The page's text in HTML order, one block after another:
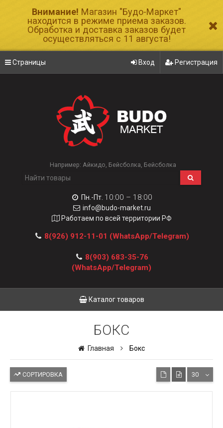
Внимание! Магазин "Будо-Маркет"
находится в режиме приема заказов.
Обработка и доставка заказов будет
осуществляться с 11 августа!
Страницы Вход Регистрация
Например: Айкидо Бейсболка Бейсболка
Пн.-Пт. 10:00 – 18:00
info@budo-market.ru
Работаем по всей территории РФ
8(926) 912-11-01 (WhatsApp/Telegram)
8(903) 683-35-76
(WhatsApp/Telegram)
Каталог товаров
БОКС
Главная Бокс
СОРТИРОВКА 30